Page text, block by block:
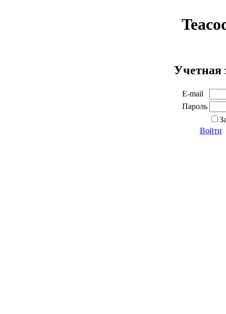
Учетная
E-mail
Пароль
Войти